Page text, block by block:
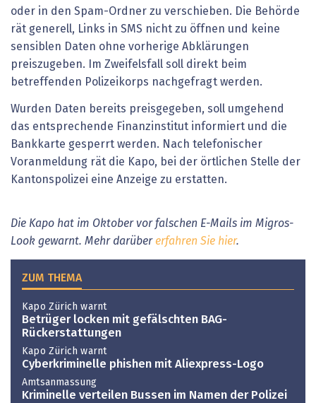
oder in den Spam-Ordner zu verschieben. Die Behörde
rät generell, Links in SMS nicht zu öffnen und keine
sensiblen Daten ohne vorherige Abklärungen
preiszugeben. Im Zweifelsfall soll direkt beim
betreffenden Polizeikorps nachgefragt werden.
Wurden Daten bereits preisgegeben, soll umgehend
das entsprechende Finanzinstitut informiert und die
Bankkarte gesperrt werden. Nach telefonischer
Voranmeldung rät die Kapo, bei der örtlichen Stelle der
Kantonspolizei eine Anzeige zu erstatten.
Die Kapo hat im Oktober vor falschen E-Mails im Migros-
Look gewarnt. Mehr darübererfahren Sie hier.
ZUM THEMA
Kapo Zürich warnt
Betrüger locken mit gefälschten BAG-
Rückerstattungen
Kapo Zürich warnt
Cyberkriminelle phishen mit Aliexpress-Logo
Amtsanmassung
Kriminelle verteilen Bussen im Namen der Polizei